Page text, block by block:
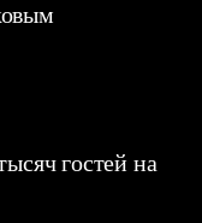
гостей на